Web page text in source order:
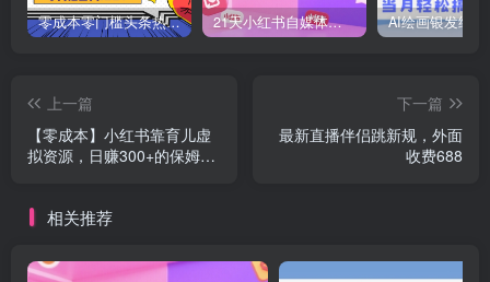
零成本零门槛头条热点搬运术，零门槛日入100+，工具+教程全部附上 21天小红书自媒体成长变现营，高效 简单 AIGC SEO SOP
上一篇
【零成本】小红书靠育儿虚
拟资源，日赚300+的保姆级
下一篇
最新直播伴侣跳新规，外面
收费688
相关推荐